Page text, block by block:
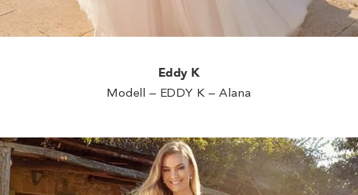
Eddy K
Modell – EDDY K – Alana